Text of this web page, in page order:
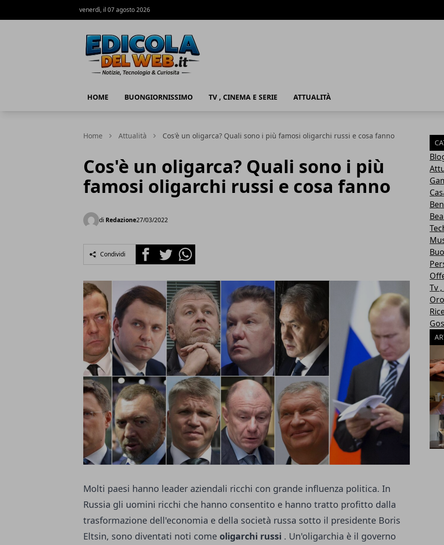
venerdì, il 07 agosto 2026
HOME BUONGIORNISSIMO TV , CINEMA E SERIE ATTUALITÀ
Home Attualità Cos'è un oligarca? Quali sono i più famosi oligarchi russi e cosa fanno
Cos'è un oligarca? Quali sono i più
famosi oligarchi russi e cosa fanno
di Redazione27/03/2022
Condividi FacebookTwitterWhatsapp
Molti paesi hanno leader aziendali ricchi con grande influenza politica. In
Russia gli uomini ricchi che hanno consentito e hanno tratto profitto dalla
trasformazione dell'economia e della società russa sotto il presidente Boris
Eltsin, sono diventati noti come oligarchi russi . Un'oligarchia è il governo
Tv